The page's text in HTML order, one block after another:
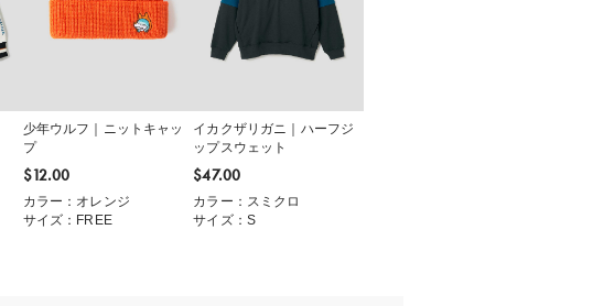
少年ウルフ｜ニットキャッ
プ
$‌12.00
カラー：オレンジ
サイズ：FREE
イカクザリガニ｜ハーフジ
ップスウェット
$‌47.00
カラー：スミクロ
サイズ：S